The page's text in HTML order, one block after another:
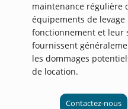
maintenance régulière
équipements de
fonctionnement et leur
fournissent
les dommages
de location.
Contactez-nous